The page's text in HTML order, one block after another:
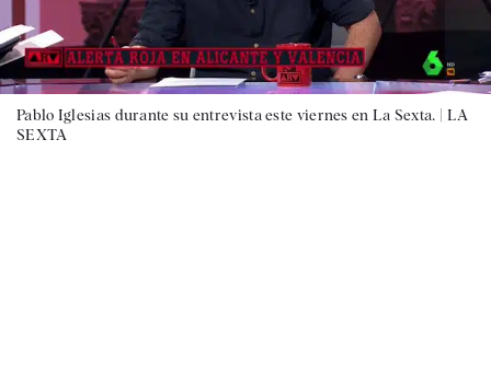
Pablo Iglesias durante su entrevista este viernes en La Sexta. | LA
SEXTA